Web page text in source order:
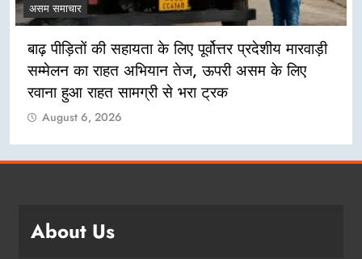
असम समाचार
बाढ़ पीड़ितों की सहायता के लिए पूर्वोत्तर प्रदेशीय मारवाड़ी
सम्मेलन का राहत अभियान तेज, ऊपरी असम के लिए
रवाना हुआ राहत सामग्री से भरा ट्रक
August 6, 2026
About Us